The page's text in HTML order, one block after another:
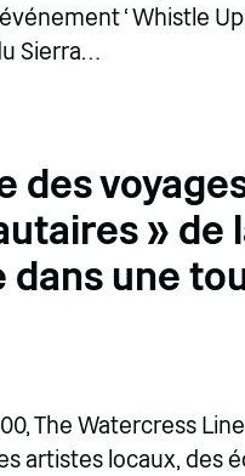
‘ Whistle Up
Sierra…
des
» de
une
The Watercress
artistes locaux, des